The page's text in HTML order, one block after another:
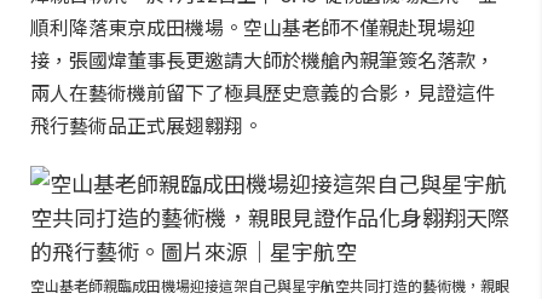
順利降落東京成田機場。空山基老師不僅親赴現場迎
接，張國煒董事長更邀請大師於機艙內親筆簽名落款，
兩人在藝術機前留下了極具歷史意義的合影，見證這件
飛行藝術品正式展翅翱翔。
空山基老師親臨成田機場迎接這架自己與星宇航空共同打造的藝術機，親眼